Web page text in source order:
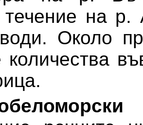
течение на
Около
количества